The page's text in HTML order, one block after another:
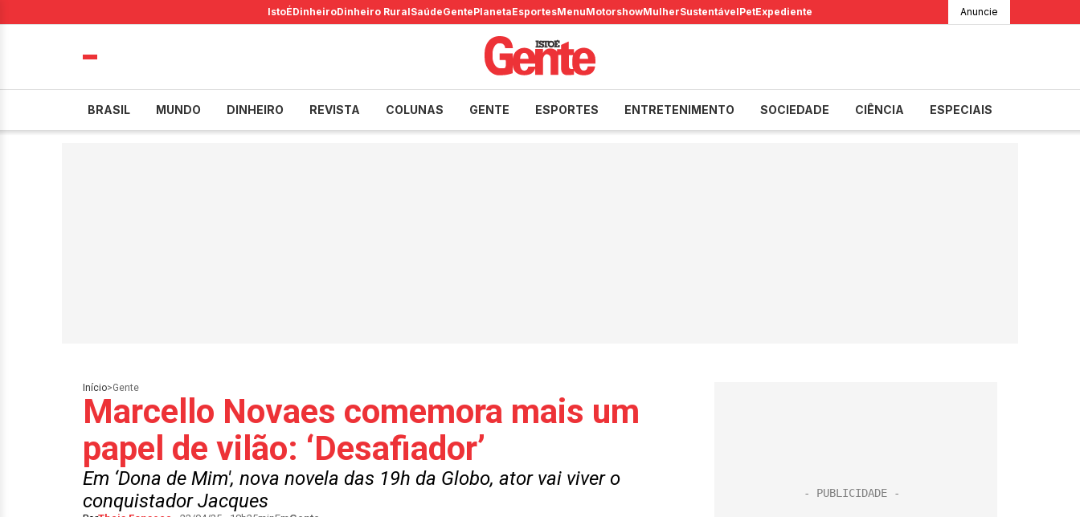
IstoÉDinheiroDinheiro RuralSaúdeGentePlanetaEsportesMenuMotorshowMulherSustentávelPetExpediente Anuncie
BRASIL MUNDO DINHEIRO REVISTA COLUNAS GENTE ESPORTES ENTRETENIMENTO SOCIEDADE CIÊNCIA ESPECIAIS
Início>Gente
Marcello Novaes comemora mais um
papel de vilão: ‘Desafiador’
Em ‘Dona de Mim', nova novela das 19h da Globo, ator vai viver o
conquistador Jacques